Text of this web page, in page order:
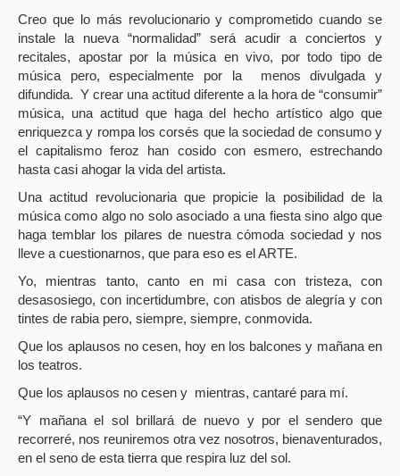
Creo que lo más revolucionario y comprometido cuando se
instale la nueva “normalidad” será acudir a conciertos y
recitales, apostar por la música en vivo, por todo tipo de
música pero, especialmente por la
menos divulgada y
difundida. Y crear una actitud diferente a la hora de “consumir”
música, una actitud que haga del hecho artístico algo que
enriquezca y rompa los corsés que la sociedad de consumo y
el capitalismo feroz han cosido con esmero, estrechando
hasta casi ahogar la vida del artista.
Una actitud revolucionaria que propicie la posibilidad de la
música como algo no solo asociado a una fiesta sino algo que
haga temblar los pilares de nuestra cómoda sociedad y nos
lleve a cuestionarnos, que para eso es el ARTE.
Yo, mientras tanto, canto en mi casa con tristeza, con
desasosiego, con incertidumbre, con atisbos de alegría y con
tintes de rabia pero, siempre, siempre, conmovida.
Que los aplausos no cesen, hoy en los balcones y mañana en
los teatros.
Que los aplausos no cesen y mientras, cantaré para mí.
“Y mañana el sol brillará de nuevo y por el sendero que
recorreré, nos reuniremos otra vez nosotros, bienaventurados,
en el seno de esta tierra que respira luz del sol.